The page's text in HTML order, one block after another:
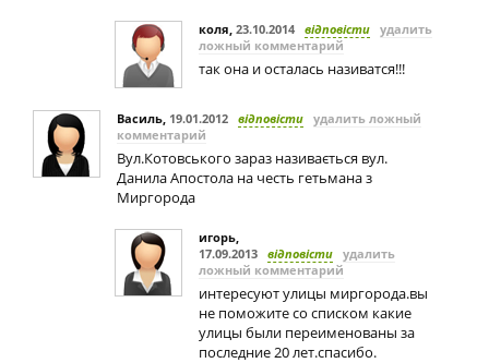
коля, 23.10.2014 відповісти удалить
ложный комментарий
так она и осталась називатся!!!
Василь, 19.01.2012 відповісти удалить ложный
комментарий
Вул.Котовського зараз називається вул.
Данила Апостола на честь гетьмана з
Миргорода
игорь,
17.09.2013 відповісти удалить
ложный комментарий
интересуют улицы миргорода.вы
не поможите со списком какие
улицы были переименованы за
последние 20 лет.спасибо.